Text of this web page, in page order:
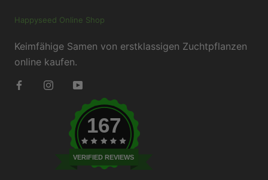
Happyseed Online Shop
Keimfähige Samen von erstklassigen Zuchtpflanzen
online kaufen.
167
VERIFIED REVIEWS